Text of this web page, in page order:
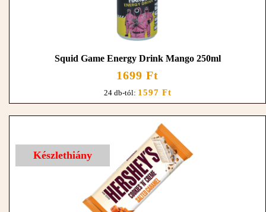
Squid Game Energy Drink Mango 250ml
1699 Ft
24 db-tól: 1597 Ft
Készlethiány